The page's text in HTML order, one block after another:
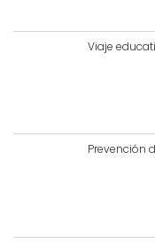
Viaje
Prevención